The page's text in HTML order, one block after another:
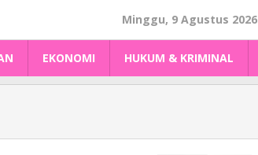
Minggu, 9 Agustus 2026
EKONOMI HUKUM & KRIMINAL